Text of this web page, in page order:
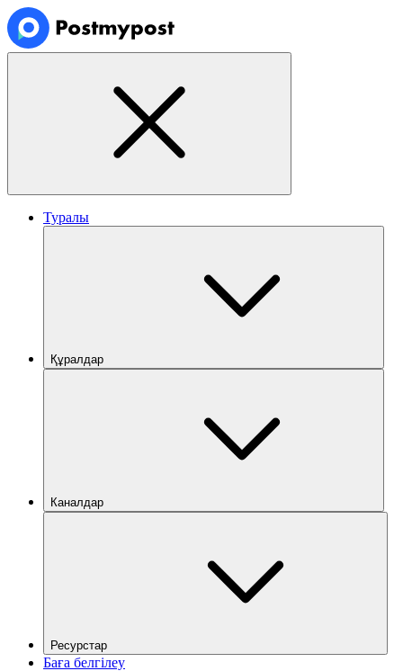
Туралы
Құралдар
Каналдар
Ресурстар
Баға белгілеу